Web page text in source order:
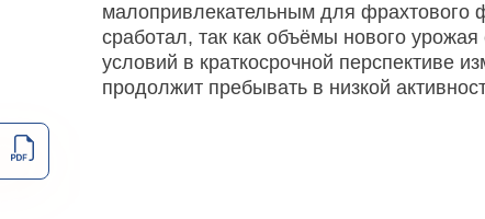
малопривлекательным для фрахтового
сработал, так как объёмы нового
условий в краткосрочной перспективе
продолжит пребывать в низкой